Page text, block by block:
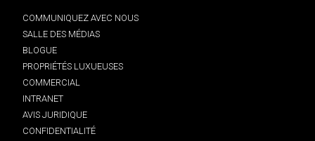
COMMUNIQUEZ AVEC NOUS
SALLE DES MÉDIAS
BLOGUE
PROPRIÉTÉS LUXUEUSES
COMMERCIAL
INTRANET
AVIS JURIDIQUE
CONFIDENTIALITÉ